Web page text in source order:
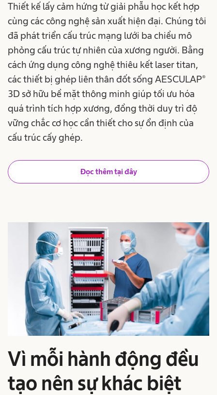
Thiết kế lấy cảm hứng từ giải phẫu học kết hợp
cùng các công nghệ sản xuất hiện đại. Chúng tôi
đã phát triển cấu trúc mạng lưới ba chiều mô
phỏng cấu trúc tự nhiên của xương người. Bằng
cách ứng dụng công nghệ thiêu kết laser titan,
các thiết bị ghép liên thân đốt sống AESCULAP®
3D sở hữu bề mặt thông minh giúp tối ưu hóa
quá trình tích hợp xương, đồng thời duy trì độ
vững chắc cơ học cần thiết cho sự ổn định của
cấu trúc cấy ghép.
Đọc thêm tại đây
Vì mỗi hành động đều
tạo nên sự khác biệt